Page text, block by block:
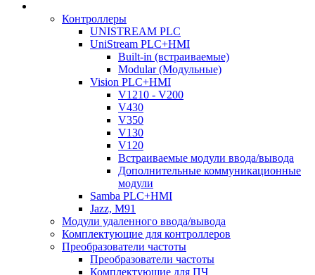
Контроллеры
UNISTREAM PLC
UniStream PLC+HMI
Built-in (встраиваемые)
Modular (Модульные)
Vision PLC+HMI
V1210 - V200
V430
V350
V130
V120
Встраиваемые модули ввода/вывода
Дополнительные коммуникационные
модули
Samba PLC+HMI
Jazz, M91
Модули удаленного ввода/вывода
Комплектующие для контроллеров
Преобразователи частоты
Преобразователи частоты
Комплектующие для ПЧ